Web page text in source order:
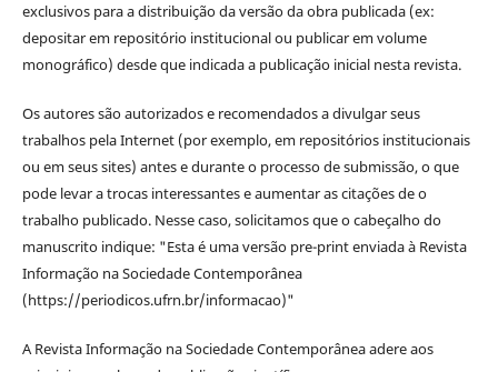
exclusivos para a distribuição da versão da obra publicada (ex:
depositar em repositório institucional ou publicar em volume
monográfico) desde que indicada a publicação inicial nesta revista.
Os autores são autorizados e recomendados a divulgar seus
trabalhos pela Internet (por exemplo, em repositórios institucionais
ou em seus sites) antes e durante o processo de submissão, o que
pode levar a trocas interessantes e aumentar as citações de o
trabalho publicado. Nesse caso, solicitamos que o cabeçalho do
manuscrito indique: "Esta é uma versão pre-print enviada à Revista
Informação na Sociedade Contemporânea
(https://periodicos.ufrn.br/informacao)"
A Revista Informação na Sociedade Contemporânea adere aos